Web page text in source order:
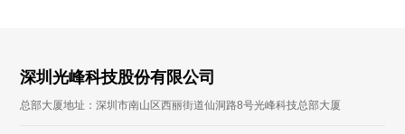
深圳光峰科技股份有限公司
总部大厦地址：深圳市南山区西丽街道仙洞路8号光峰科技总部大厦